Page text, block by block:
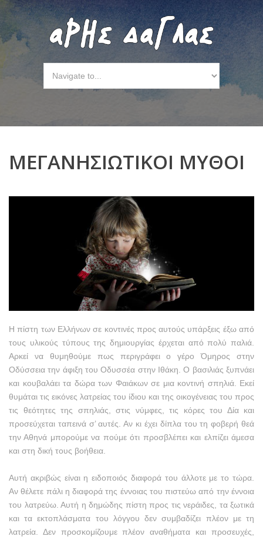
ΜΕΓΑΝΗΣΙΩΤΙΚΟΙ ΜΥΘΟΙ
Η πίστη των Ελλήνων σε κοντινές προς αυτούς υπάρξεις έξω από
τους υλικούς τύπους της δημιουργίας έρχεται από πολύ παλιά.
Αρκεί να θυμηθούμε πως περιγράφει ο γέρο Όμηρος στην
Οδύσσεια την άφιξη του Οδυσσέα στην Ιθάκη. Ο βασιλιάς ξυπνάει
και κουβαλάει τα δώρα των Φαιάκων σε μια κοντινή σπηλιά. Εκεί
θυμάται τις εικόνες λατρείας του ίδιου και της οικογένειας του προς
τις θεότητες της σπηλιάς, στις νύμφες, τις κόρες του Δία και
προσεύχεται ταπεινά σ’ αυτές. Αν κι έχει δίπλα του τη φοβερή θεά
την Αθηνά μπορούμε να πούμε ότι προσβλέπει και ελπίζει άμεσα
και στη δική τους βοήθεια.
Αυτή ακριβώς είναι η ειδοποιός διαφορά του άλλοτε με το τώρα.
Αν θέλετε πάλι η διαφορά της έννοιας του πιστεύω από την έννοια
του λατρεύω. Αυτή η δημώδης πίστη προς τις νεράιδες, τα ξωτικά
και τα εκτοπλάσματα του λόγγου δεν συμβαδίζει πλέον με τη
λατρεία. Δεν προσκομίζουμε πλέον αναθήματα και προσευχές,